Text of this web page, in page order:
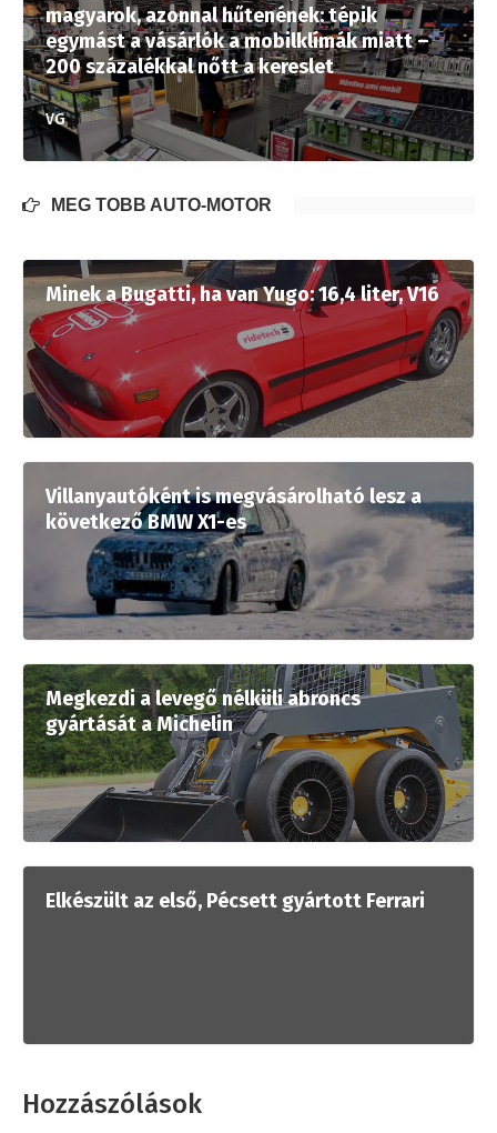
magyarok, azonnal hűtenének: tépik
egymást a vásárlók a mobilklímák miatt –
200 százalékkal nőtt a kereslet
VG
MÉG TÖBB AUTÓ-MOTOR
Minek a Bugatti, ha van Yugo: 16,4 liter, V16
Villanyautóként is megvásárolható lesz a
következő BMW X1-es
Megkezdi a levegő nélküli abroncs
gyártását a Michelin
Elkészült az első, Pécsett gyártott Ferrari
Hozzászólások